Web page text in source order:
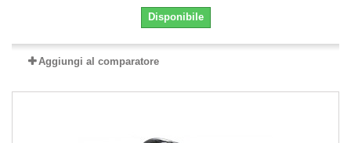
Disponibile
Aggiungi al comparatore